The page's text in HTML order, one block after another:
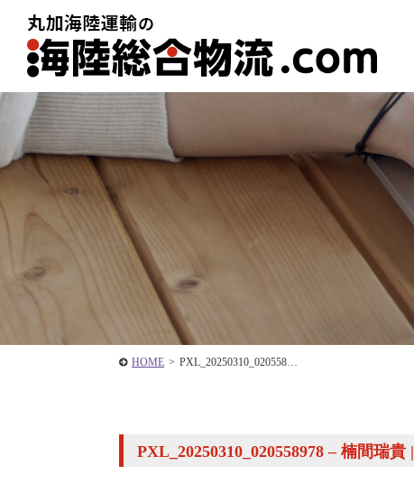
HOME > PXL_20250310_020558…
PXL_20250310_020558978 – 楠間瑞